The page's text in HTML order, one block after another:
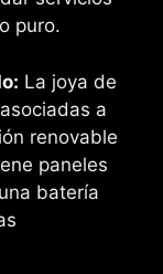
puro.
La joya de
a
renovable
paneles
batería